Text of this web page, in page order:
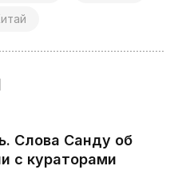
Слова Санду об
с кураторами